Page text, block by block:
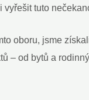
tuto
oboru,​ jsme
– od bytů a